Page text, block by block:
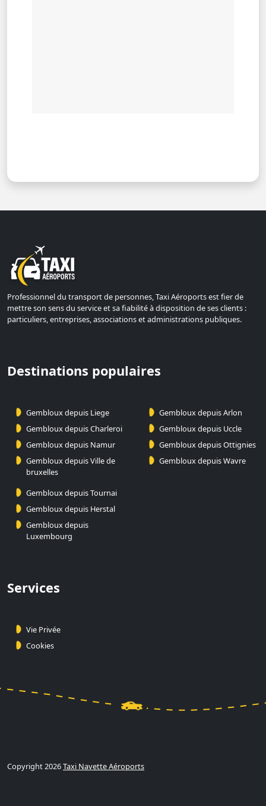
Professionnel du transport de personnes, Taxi Aéroports est fier de
mettre son sens du service et sa fiabilité à disposition de ses clients :
particuliers, entreprises, associations et administrations publiques.
Destinations populaires
Gembloux depuis Liege
Gembloux depuis Charleroi
Gembloux depuis Namur
Gembloux depuis Ville de
bruxelles
Gembloux depuis Arlon
Gembloux depuis Uccle
Gembloux depuis Ottignies
Gembloux depuis Wavre
Gembloux depuis Tournai
Gembloux depuis Herstal
Gembloux depuis
Luxembourg
Services
Vie Privée
Cookies
Copyright 2026Taxi Navette Aéroports